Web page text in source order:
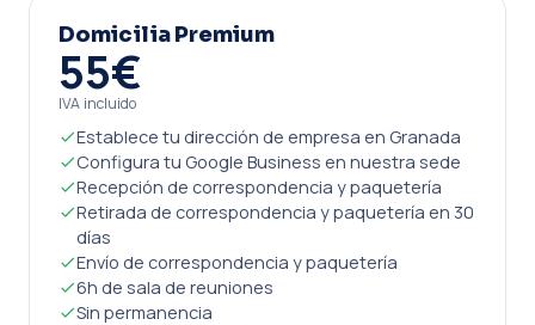
Domicilia Premium
55€
IVA incluido
Establece tu dirección de empresa en Granada
Configura tu Google Business en nuestra sede
Recepción de correspondencia y paquetería
Retirada de correspondencia y paquetería en 30
días
Envío de correspondencia y paquetería
6h de sala de reuniones
Sin permanencia